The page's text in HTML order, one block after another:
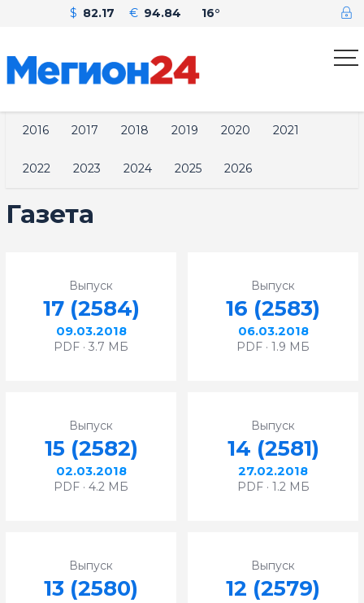
$ 82.17 € 94.84 16°
2016 2017 2018 2019 2020 2021
2022 2023 2024 2025 2026
Газета
Выпуск
17 (2584)
09.03.2018
PDF · 3.7 МБ
Выпуск
16 (2583)
06.03.2018
PDF · 1.9 МБ
Выпуск
15 (2582)
02.03.2018
PDF · 4.2 МБ
Выпуск
14 (2581)
27.02.2018
PDF · 1.2 МБ
Выпуск
13 (2580)
Выпуск
12 (2579)